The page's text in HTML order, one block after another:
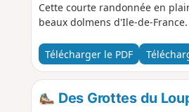
Cette courte randonnée en
beaux dolmens d'Ile-de-
Télécharger le PDF
Des Grottes du